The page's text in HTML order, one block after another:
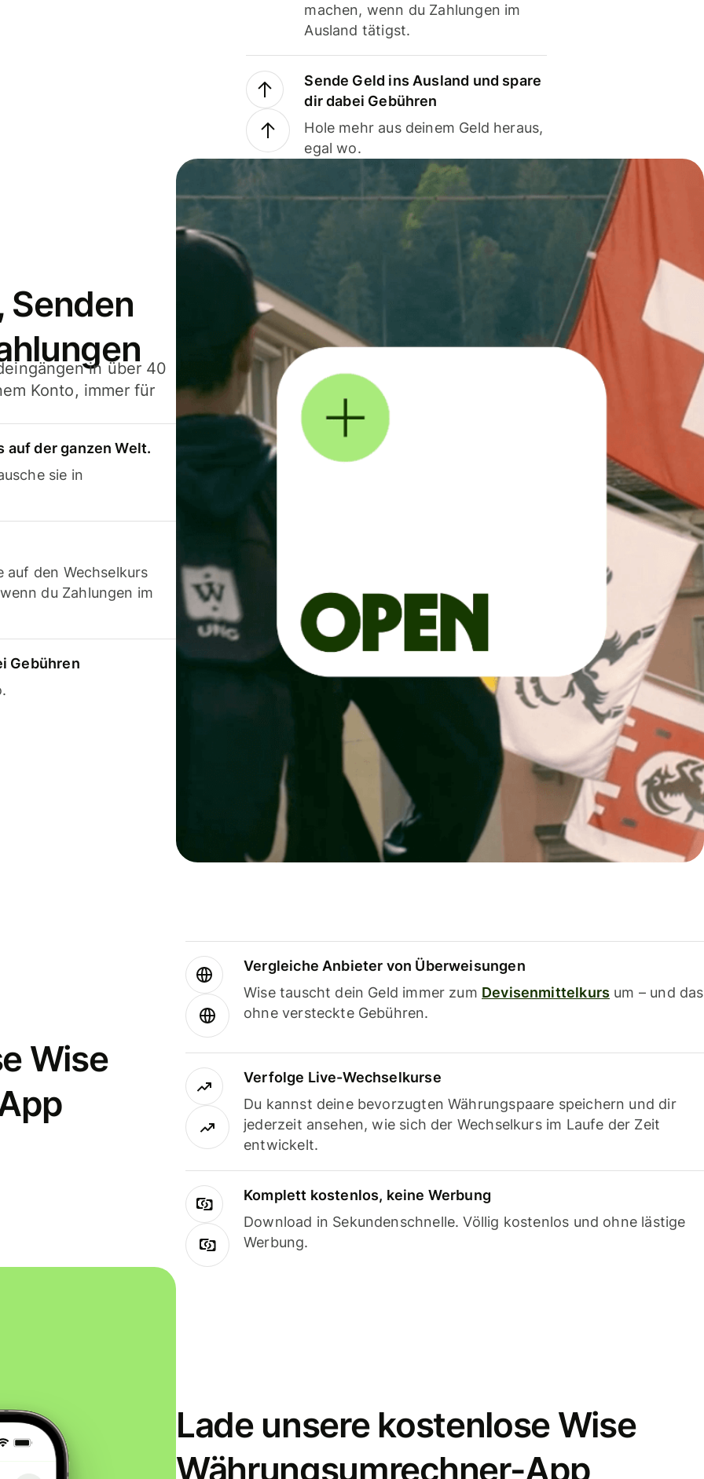
machen, wenn du Zahlungen im
Ausland tätigst.
Sende Geld ins Ausland und spare
dir dabei Gebühren
Hole mehr aus deinem Geld heraus,
egal wo.
Senden
in über 40
Konto, immer für
auf der ganzen Welt.
sie in
auf den Wechselkurs
du Zahlungen im
Gebühren
Wise
Vergleiche Anbieter von Überweisungen
Wise tauscht dein Geld immer zum Devisenmittelkurs um – und das
ohne versteckte Gebühren.
Verfolge Live-Wechselkurse
Du kannst deine bevorzugten Währungspaare speichern und dir
jederzeit ansehen, wie sich der Wechselkurs im Laufe der Zeit
entwickelt.
Komplett kostenlos, keine Werbung
Download in Sekundenschnelle. Völlig kostenlos und ohne lästige
Werbung.
Lade unsere kostenlose Wise
Währungsumrechner-App